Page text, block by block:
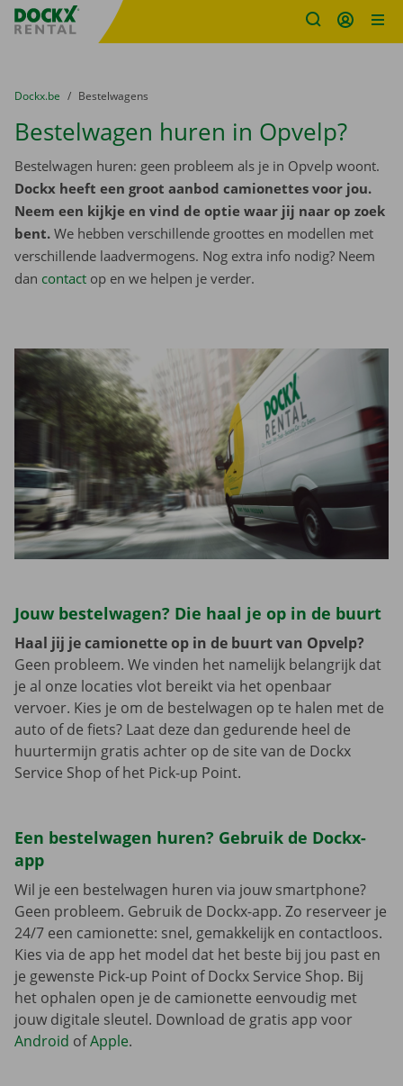
Fratello DEMO
U bevindt zich hier:
van
Dockx.be naar
Bestelwagens
Bestelwagen huren in Opvelp?
Bestelwagen huren: geen probleem als je in Opvelp woont.
Dockx heeft een groot aanbod camionettes voor jou.
Neem een kijkje en vind de optie waar jij naar op zoek
bent. We hebben verschillende groottes en modellen met
verschillende laadvermogens. Nog extra info nodig? Neem
dan contact op en we helpen je verder.
Jouw bestelwagen? Die haal je op in de buurt
Haal jij je camionette op in de buurt van Opvelp?
Geen probleem. We vinden het namelijk belangrijk dat
je al onze locaties vlot bereikt via het openbaar
vervoer. Kies je om de bestelwagen op te halen met de
auto of de fiets? Laat deze dan gedurende heel de
huurtermijn gratis achter op de site van de Dockx
Service Shop of het Pick-up Point.
Een bestelwagen huren? Gebruik de Dockx-
app
Wil je een bestelwagen huren via jouw smartphone?
Geen probleem. Gebruik de Dockx-app. Zo reserveer je
24/7 een camionette: snel, gemakkelijk en contactloos.
Kies via de app het model dat het beste bij jou past en
je gewenste Pick-up Point of Dockx Service Shop. Bij
het ophalen open je de camionette eenvoudig met
jouw digitale sleutel. Download de gratis app voor
Android ofApple.